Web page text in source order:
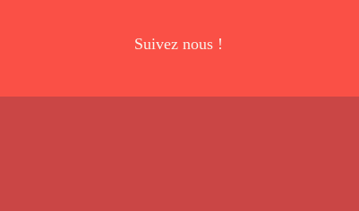
Suivez nous !